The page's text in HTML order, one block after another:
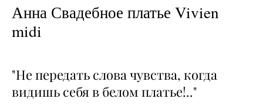
Анна Свадебное платье Vivien
midi
"Не передать слова чувства, когда
видишь себя в белом платье!.."